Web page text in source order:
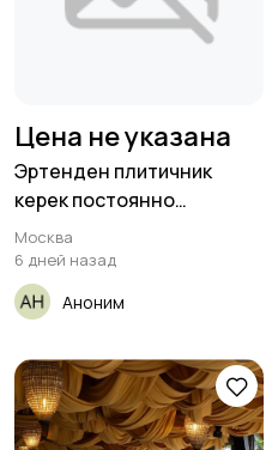
Цена не указана
Эртенден плитичник
керек постоянно
иштегени оплата
Москва
6 дней назад
Аноним